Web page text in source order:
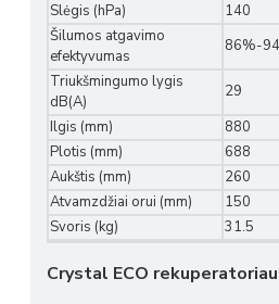
Slėgis (hPa)
140
Šilumos atgavimo
efektyvumas
86%-
Triukšmingumo lygis
dB(A)
29
Ilgis (mm)
880
Plotis (mm)
688
Aukštis (mm)
260
Atvamzdžiai orui (mm)
150
Svoris (kg)
31.5
Crystal ECO